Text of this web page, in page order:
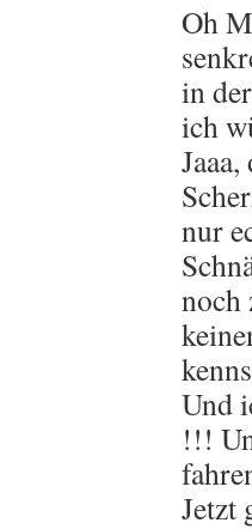
Oh
in
ich
nur
noch
Und
!!!
Jetzt